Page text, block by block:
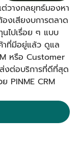
วางกลยุทธ์มองหา
องเสียงบการตลาด
ไปเรื่อย ๆ แบบ
าที่มีอยู่แล้ว ดูแล
หรือ Customer
งต่อบริการที่ดีที่สุด
PINME CRM